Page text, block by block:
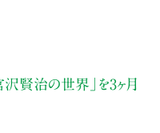
沢賢治の世界」を3ヶ月